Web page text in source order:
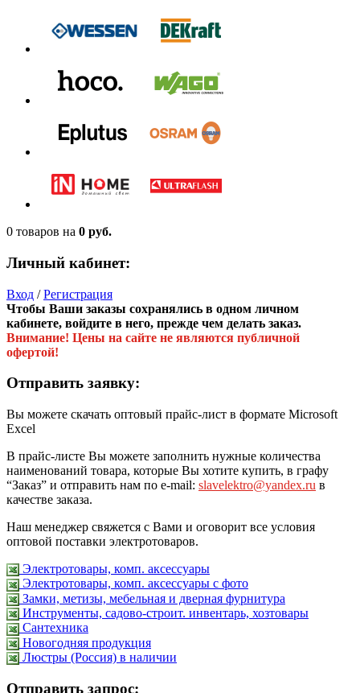
0 товаров на 0 руб.
Личный кабинет:
Вход /Регистрация
Чтобы Ваши заказы сохранялись в одном личном
кабинете, войдите в него, прежде чем делать заказ.
Внимание! Цены на сайте не являются публичной
офертой!
Отправить заявку:
Вы можете скачать оптовый прайс-лист в формате Microsoft
Excel
В прайс-листе Вы можете заполнить нужные количества
наименований товара, которые Вы хотите купить, в графу
“Заказ” и отправить нам по e-mail: slavelektro@yandex.ru в
качестве заказа.
Наш менеджер свяжется с Вами и оговорит все условия
оптовой поставки электротоваров.
Электротовары, комп. аксессуары
Электротовары, комп. аксессуары с фото
Замки, метизы, мебельная и дверная фурнитура
Инструменты, садово-строит. инвентарь, хозтовары
Сантехника
Новогодняя продукция
Люстры (Россия) в наличии
Отправить запрос: